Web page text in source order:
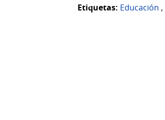
Etiquetas: Educación ,